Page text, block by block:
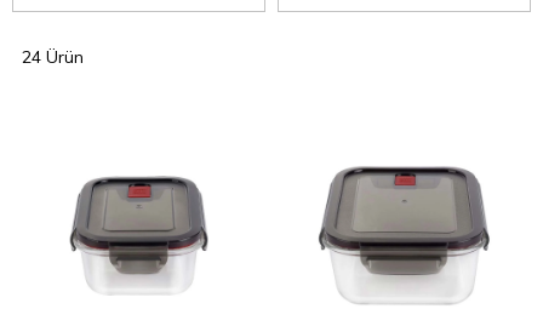
24 Ürün